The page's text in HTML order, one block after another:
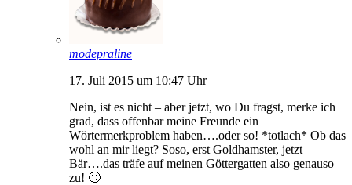
modepraline
17. Juli 2015 um 10:47 Uhr
Nein, ist es nicht – aber jetzt, wo Du fragst, merke ich
grad, dass offenbar meine Freunde ein
Wörtermerkproblem haben….oder so! *totlach* Ob das
wohl an mir liegt? Soso, erst Goldhamster, jetzt
Bär….das träfe auf meinen Göttergatten also genauso
zu! 🙂